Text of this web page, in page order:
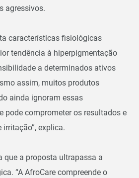
agressivos.
características fisiológicas
tendência à hiperpigmentação
a determinados ativos
assim, muitos produtos
ainda ignoram essas
pode comprometer os resultados e
explica.
que a proposta ultrapassa a
“A AfroCare compreende o